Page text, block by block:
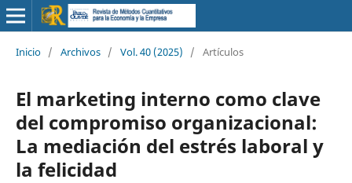
Inicio / Archivos / Vol. 40 (2025) / Artículos
El marketing interno como clave
del compromiso organizacional:
La mediación del estrés laboral y
la felicidad